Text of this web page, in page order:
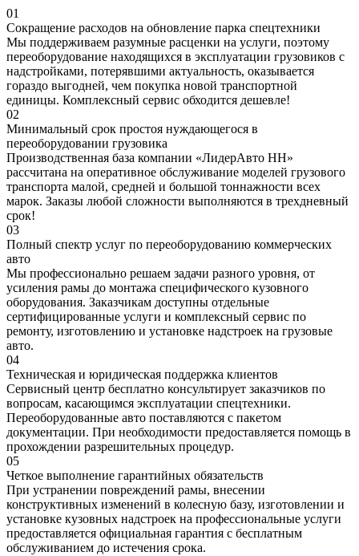
01
Сокращение расходов на обновление парка спецтехники
Мы поддерживаем разумные расценки на услуги, поэтому
переоборудование находящихся в эксплуатации грузовиков с
надстройками, потерявшими актуальность, оказывается
гораздо выгодней, чем покупка новой транспортной
единицы. Комплексный сервис обходится дешевле!
02
Минимальный срок простоя нуждающегося в
переоборудовании грузовика
Производственная база компании «ЛидерАвто НН»
рассчитана на оперативное обслуживание моделей грузового
транспорта малой, средней и большой тоннажности всех
марок. Заказы любой сложности выполняются в трехдневный
срок!
03
Полный спектр услуг по переоборудованию коммерческих
авто
Мы профессионально решаем задачи разного уровня, от
усиления рамы до монтажа специфического кузовного
оборудования. Заказчикам доступны отдельные
сертифицированные услуги и комплексный сервис по
ремонту, изготовлению и установке надстроек на грузовые
авто.
04
Техническая и юридическая поддержка клиентов
Сервисный центр бесплатно консультирует заказчиков по
вопросам, касающимся эксплуатации спецтехники.
Переоборудованные авто поставляются с пакетом
документации. При необходимости предоставляется помощь в
прохождении разрешительных процедур.
05
Четкое выполнение гарантийных обязательств
При устранении повреждений рамы, внесении
конструктивных изменений в колесную базу, изготовлении и
установке кузовных надстроек на профессиональные услуги
предоставляется официальная гарантия с бесплатным
обслуживанием до истечения срока.